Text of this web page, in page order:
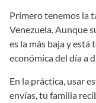
Primero tenemos la
Venezuela. Aunque
es la más baja y
económica del día a
En la práctica, usar
envías, tu familia